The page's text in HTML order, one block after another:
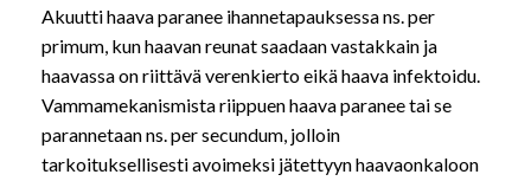
Akuutti haava paranee ihannetapauksessa ns. per
primum, kun haavan reunat saadaan vastakkain ja
haavassa on riittävä verenkierto eikä haava infektoidu.
Vammamekanismista riippuen haava paranee tai se
parannetaan ns. per secundum, jolloin
tarkoituksellisesti avoimeksi jätettyyn haavaonkaloon